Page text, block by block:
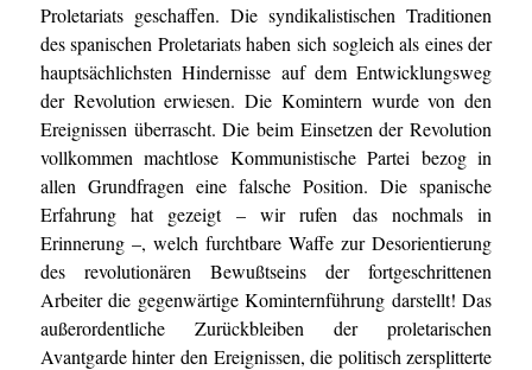
Proletariats geschaffen. Die syndikalistischen Traditionen
des spanischen Proletariats haben sich sogleich als eines der
hauptsächlichsten Hindernisse auf dem Entwicklungsweg
der Revolution erwiesen. Die Komintern wurde von den
Ereignissen überrascht. Die beim Einsetzen der Revolution
vollkommen machtlose Kommunistische Partei bezog in
allen Grundfragen eine falsche Position. Die spanische
Erfahrung hat gezeigt – wir rufen das nochmals in
Erinnerung –, welch furchtbare Waffe zur Desorientierung
des revolutionären Bewußtseins der fortgeschrittenen
Arbeiter die gegenwärtige Kominternführung darstellt! Das
außerordentliche Zurückbleiben der proletarischen
Avantgarde hinter den Ereignissen, die politisch zersplitterte